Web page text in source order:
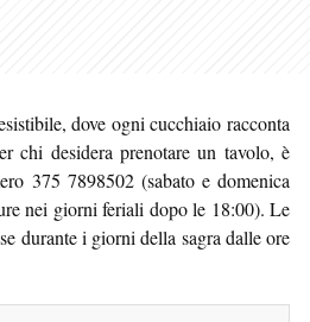
dove ogni cucchiaio racconta
chi desidera prenotare un tavolo, è
375 7898502 (sabato e domenica
nei giorni feriali dopo le 18:00). Le
durante i giorni della sagra dalle ore